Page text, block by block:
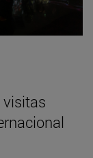
visitas